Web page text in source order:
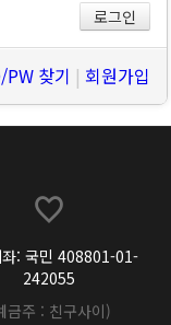
PW 찾기 | 회원가입
좌: 국민 408801-01-
242055
금주 : 친구사이)